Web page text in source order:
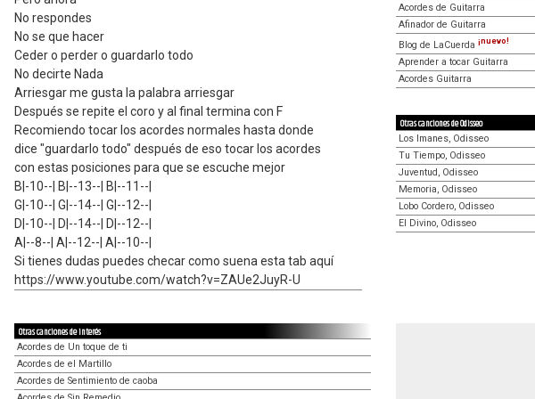
No respondes
No se que hacer
Ceder o perder o guardarlo todo
No decirte Nada
Arriesgar me gusta la palabra arriesgar
Después se repite el coro y al final termina con F
Recomiendo tocar los acordes normales hasta donde
dice "guardarlo todo" después de eso tocar los acordes
con estas posiciones para que se escuche mejor
B|-10--| B|--13--| B|--11--|
G|-10--| G|--14--| G|--12--|
D|-10--| D|--14--| D|--12--|
A|--8--| A|--12--| A|--10--|
Si tienes dudas puedes checar como suena esta tab aquí
https://www.youtube.com/watch?v=ZAUe2JuyR-U
Acordes de Guitarra
Afinador de Guitarra
Blog de LaCuerda ¡nuevo!
Aprender a tocar Guitarra
Acordes Guitarra
Otras canciones de Odisseo
Los Imanes, Odisseo
Tu Tiempo, Odisseo
Juventud, Odisseo
Memoria, Odisseo
Lobo Cordero, Odisseo
El Divino, Odisseo
Otras canciones de interés
Acordes de Un toque de ti
Acordes de el Martillo
Acordes de Sentimiento de caoba